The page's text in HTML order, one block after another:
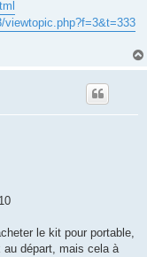
viewtopic.php?f=3&t=333
le kit pour portable,
départ, mais cela à